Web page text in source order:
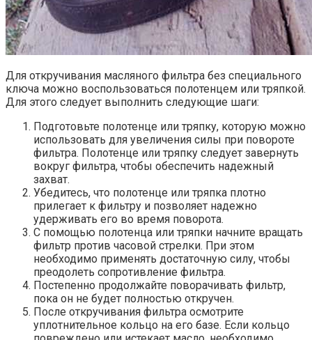
Для откручивания масляного фильтра без специального
ключа можно воспользоваться полотенцем или тряпкой.
Для этого следует выполнить следующие шаги:
Подготовьте полотенце или тряпку, которую можно
использовать для увеличения силы при повороте
фильтра. Полотенце или тряпку следует завернуть
вокруг фильтра, чтобы обеспечить надежный
захват.
Убедитесь, что полотенце или тряпка плотно
прилегает к фильтру и позволяет надежно
удерживать его во время поворота.
С помощью полотенца или тряпки начните вращать
фильтр против часовой стрелки. При этом
необходимо применять достаточную силу, чтобы
преодолеть сопротивление фильтра.
Постепенно продолжайте поворачивать фильтр,
пока он не будет полностью откручен.
После откручивания фильтра осмотрите
уплотнительное кольцо на его базе. Если кольцо